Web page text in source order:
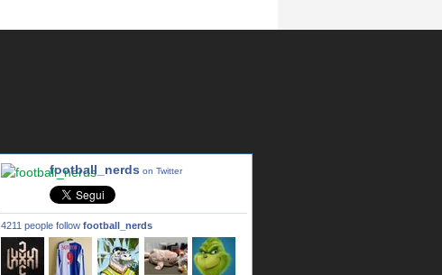
football_nerds on Twitter
4211 people follow football_nerds